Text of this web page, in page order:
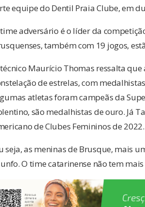
equipe do Dentil Praia Clube, em
adversário é o líder da
também com 19 jogos,
Maurício Thomas ressalta
de estrelas, com
atletas foram campeãs da
são medalhistas de ouro. Já
de Clubes Femininos de 2022.
seja, as meninas de Brusque, mais
O time catarinense não tem